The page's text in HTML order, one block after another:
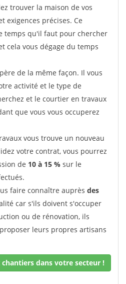
trouver la maison de vos
exigences précises. Ce
temps qu'il faut pour chercher
cela vous dégage du temps
de la même façon. Il vous
activité et le type de
et le courtier en travaux
que vous vous occuperez
vous trouve un nouveau
votre contrat, vous pourrez
de 10 à 15 % sur le
faire connaître auprès des
car s'ils doivent s'occuper
ou de rénovation, ils
leurs propres artisans
dans votre secteur !